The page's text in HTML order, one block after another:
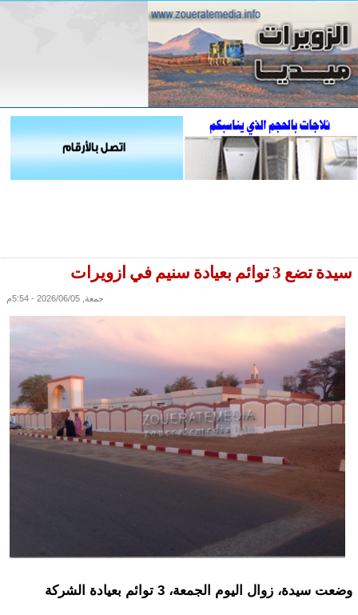
سيدة تضع 3 توائم بعيادة سنيم في ازويرات
جمعة, 2026/06/05 - 5:54م
وضعت سيدة، زوال اليوم الجمعة، 3 توائم بعيادة الشركة